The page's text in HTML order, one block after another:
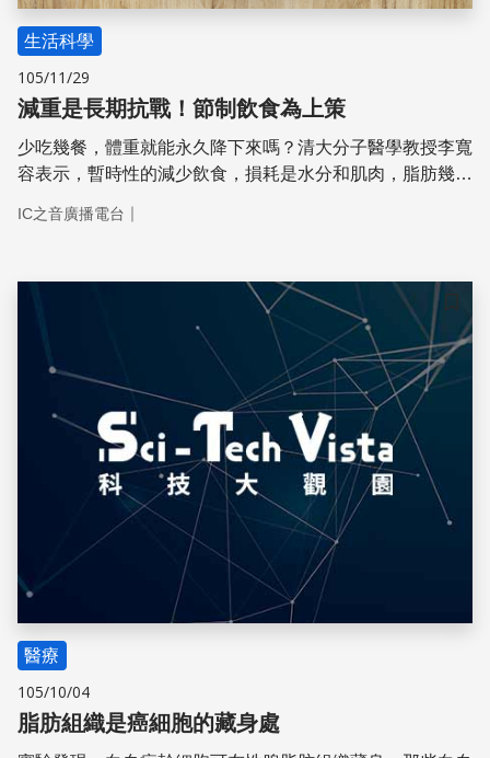
生活科學
105/11/29
減重是長期抗戰！節制飲食為上策
少吃幾餐，體重就能永久降下來嗎？清大分子醫學教授李寬
容表示，暫時性的減少飲食，損耗是水分和肌肉，脂肪幾乎
20%的蛋白質與20%脂肪，每餐吃八分飽來控制體重。
IC之音廣播電台 ｜
儲存
醫療
105/10/04
脂肪組織是癌細胞的藏身處